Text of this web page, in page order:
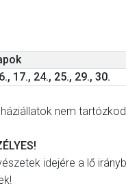
17., 24., 25., 29., 30.
nem
idejére a lő